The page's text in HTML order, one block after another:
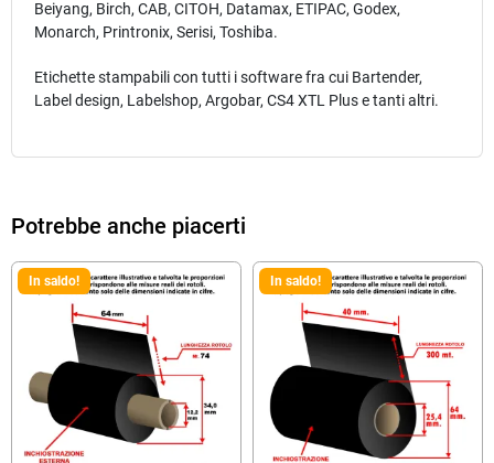
Beiyang, Birch, CAB, CITOH, Datamax, ETIPAC, Godex,
Monarch, Printronix, Serisi, Toshiba.
Etichette stampabili con tutti i software fra cui Bartender,
Label design, Labelshop, Argobar, CS4 XTL Plus e tanti altri.
Potrebbe anche piacerti
In saldo! In saldo!